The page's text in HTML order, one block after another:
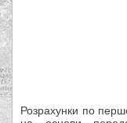
Розрахунки по